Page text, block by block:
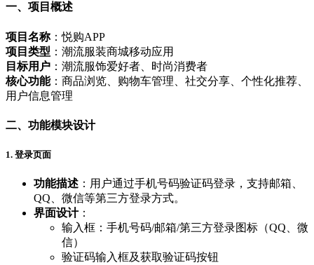
一、项目概述
项目名称：悦购APP
项目类型 ：潮流服装商城移动应用
目标用户 ：潮流服饰爱好者、时尚消费者
核心功能：商品浏览、购物车管理、社交分享、个性化推荐、
用户信息管理
二、功能模块设计
1. 登录页面
功能描述 ：用户通过手机号码验证码登录，支持邮箱、
QQ、微信等第三方登录方式。
界面设计：
输入框：手机号码/邮箱/第三方登录图标（QQ、微
信）
验证码输入框及获取验证码按钮